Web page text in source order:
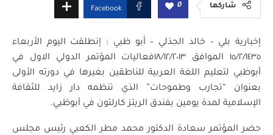
شاركها 0
Facebook
إخبارية بلي – خالد الجذلي – أبو ظبي : إنطلقت اليوم الأربعاء
١٥/٢/١٤٣٥ الموافق ١٨/١٢/٢٠١٣فعاليات المؤتمر الدولي الاول في
أبوظبي لتعليم اللغة العربية للناطقين بغيرها في دورته الأولى
بعنوان “تجارب وطموحات” الذي تنظمه دار زايد للثقافة
الإسلامية لمدة يومين بفندق الريتز كارلتون في أبوظبي.
حضر المؤتمر سعادة الدكتور محمد مطر الكعبي رئيس مجلس